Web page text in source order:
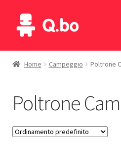
Vai
alla
Vai
al
Home
Prodotti
Catalogo
Home Campeggio Poltrone
Poltrone